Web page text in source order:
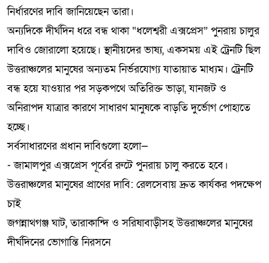
নির্ধারণের দাবি জানিয়েছেন তারা।
অন্যদিকে দীর্ঘদিন ধরে বন্ধ থাকা “ধলেশ্বরী এক্সপ্রেস” পুনরায় চালুর
দাবিও জোরালো হয়েছে। স্থানীয়দের ভাষ্য, একসময় এই ট্রেনটি ছিল
উত্তরাঞ্চলের মানুষের অন্যতম নির্ভরযোগ্য যাতায়াত মাধ্যম। ট্রেনটি
বন্ধ হয়ে যাওয়ার পর সড়কপথে অতিরিক্ত ভাড়া, যানজট ও
অনিরাপদ যাত্রার কারণে সাধারণ মানুষকে বাড়তি দুর্ভোগ পোহাতে
হচ্ছে।
সর্বসাধারণের প্রধান দাবিগুলো হলো—
- জামালপুর এক্সপ্রেস পূর্বের রুটে পুনরায় চালু করতে হবে।
উত্তরাঞ্চলের মানুষের প্রাণের দাবি: রেলসেবায় দ্রুত কার্যকর পদক্ষেপ
চাই
জগন্নাথগঞ্জ ঘাট, তারাকান্দি ও সরিষাবাড়ীসহ উত্তরাঞ্চলের মানুষের
দীর্ঘদিনের ভোগান্তি নিরসনে